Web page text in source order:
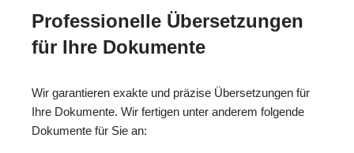
Professionelle Übersetzungen
für Ihre Dokumente
Wir garantieren exakte und präzise Übersetzungen für
Ihre Dokumente. Wir fertigen unter anderem folgende
Dokumente für Sie an: